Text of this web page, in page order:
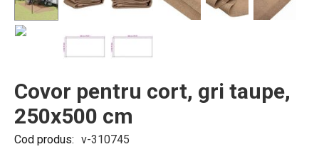
Covor pentru cort, gri taupe,
250x500 cm
Cod produs: v-310745